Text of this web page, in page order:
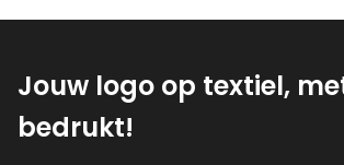
Jouw logo op textiel,
bedrukt!